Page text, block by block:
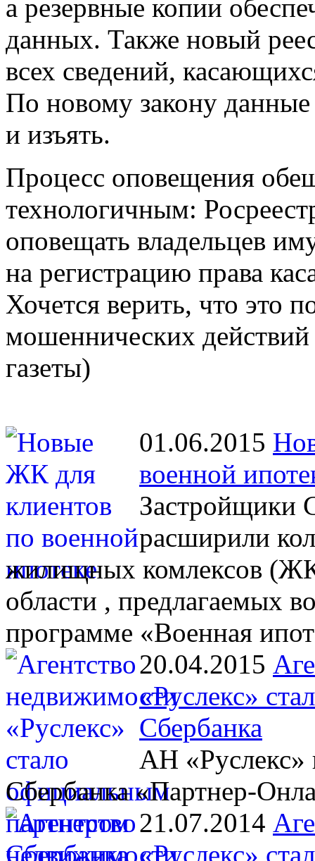
а резервные копии
данных. Также новый
всех сведений,
По новому закону данные
и изъять.
Процесс оповещения
технологичным:
оповещать владельцев
на регистрацию права
Хочется верить, что это
мошеннических
газеты)
01.06.2015
военной
Застройщики
расширили
жилищных комлексов
области , предлагаемых
программе «Военная
20.04.2015
«Руслекс»
Сбербанка
АН «Руслекс»
Сбербанка «Партнер-
21.07.2014
«Руслекс»